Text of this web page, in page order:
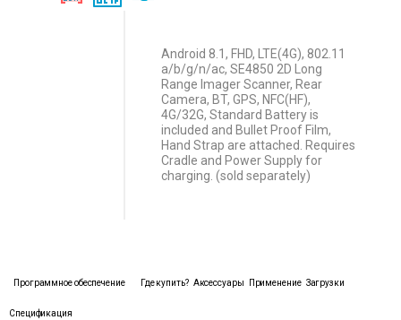
Android 8.1, FHD, LTE(4G), 802.11
a/b/g/n/ac, SE4850 2D Long
Range Imager Scanner, Rear
Camera, BT, GPS, NFC(HF),
4G/32G, Standard Battery is
included and Bullet Proof Film,
Hand Strap are attached. Requires
Cradle and Power Supply for
charging. (sold separately)
Программное обеспечение Где купить? Аксессуары Применение Загрузки
Спецификация